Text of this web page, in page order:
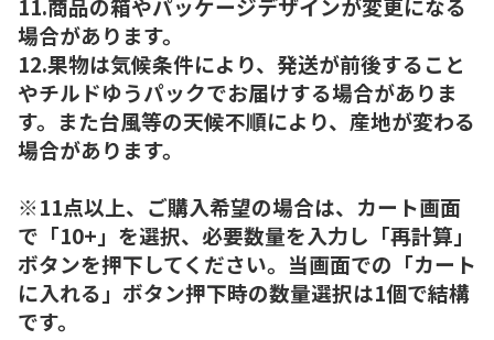
11.商品の箱やパッケージデザインが変更になる
場合があります。
12.果物は気候条件により、発送が前後すること
やチルドゆうパックでお届けする場合がありま
す。また台風等の天候不順により、産地が変わる
場合があります。
※11点以上、ご購入希望の場合は、カート画面
で「10+」を選択、必要数量を入力し「再計算」
ボタンを押下してください。当画面での「カート
に入れる」ボタン押下時の数量選択は1個で結構
です。